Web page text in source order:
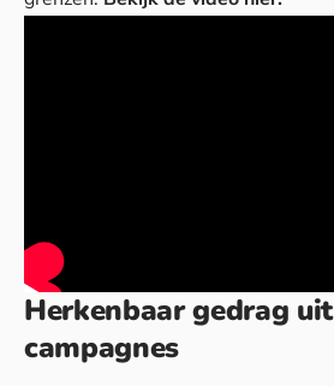
Herkenbaar gedrag
campagnes